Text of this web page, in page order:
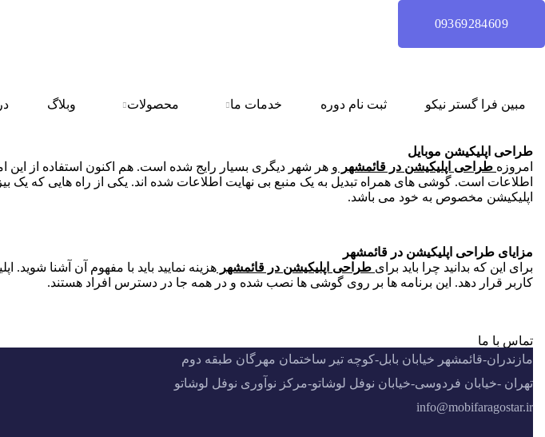
09369284609
مبین فرا گستر نیکو ثبت نام دوره خدمات ما محصولات وبلاگ
طراحی اپلیکیشن موبایل
امروزه طراحی اپلیکیشن در قائمشهر و هر شهر دیگری بسیار رایج شده است. هم اکنون استفاده از
اطلاعات است. گوشی های همراه تبدیل به یک منبع بی نهایت اطلاعات شده اند. یکی از راه هایی که یک
اپلیکیشن مخصوص به خود می باشد.
مزایای طراحی اپلیکیشن در قائمشهر
برای این که بدانید چرا باید برای طراحی اپلیکیشن در قائمشهر هزینه نمایید باید با مفهوم آن آشنا
کاربر قرار دهد. این برنامه ها بر روی گوشی ها نصب شده و در همه جا در دسترس افراد هستند.
تماس با ما
مازندران-قائمشهر خیابان بابل-کوچه تیر ساختمان مهرگان طبقه دوم
تهران -خیابان فردوسی-خیابان نوفل لوشاتو-مرکز نوآوری نوفل لوشاتو
info@mobifaragostar.ir